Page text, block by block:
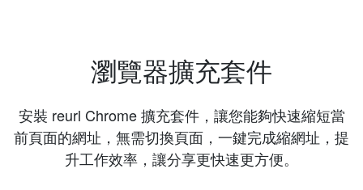
瀏覽器擴充套件
安裝 reurl Chrome 擴充套件，讓您能夠快速縮短當
前頁面的網址，無需切換頁面，一鍵完成縮網址，提
升工作效率，讓分享更快速更方便。